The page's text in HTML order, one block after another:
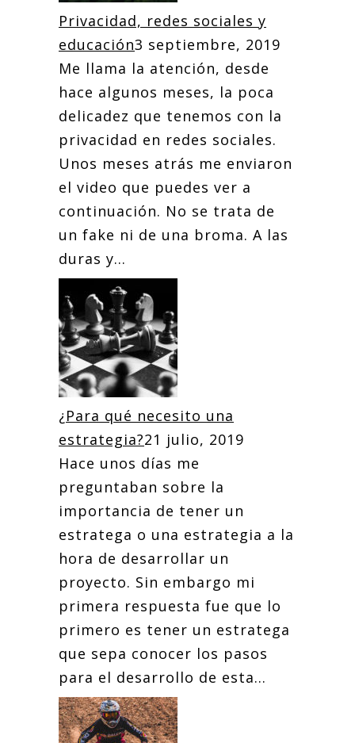
Privacidad, redes sociales y
educación3 septiembre, 2019
Me llama la atención, desde
hace algunos meses, la poca
delicadez que tenemos con la
privacidad en redes sociales.
Unos meses atrás me enviaron
el video que puedes ver a
continuación. No se trata de
un fake ni de una broma. A las
duras y...
¿Para qué necesito una
estrategia?21 julio, 2019
Hace unos días me
preguntaban sobre la
importancia de tener un
estratega o una estrategia a la
hora de desarrollar un
proyecto. Sin embargo mi
primera respuesta fue que lo
primero es tener un estratega
que sepa conocer los pasos
para el desarrollo de esta...